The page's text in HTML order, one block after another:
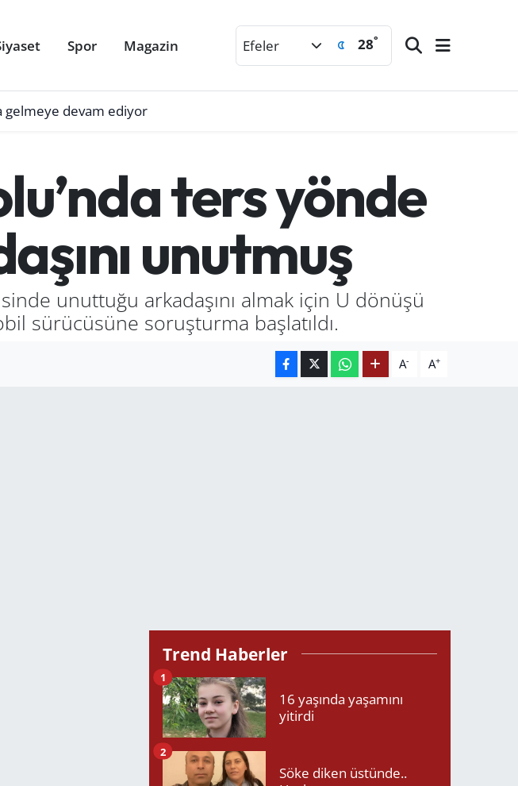
Spor Magazin Efeler 28°
gelmeye devam ediyor
ters yönde
unutmuş
unuttuğu arkadaşını almak için U dönüşü
sürücüsüne soruşturma başlatıldı.
A- A+
Trend Haberler
16 yaşında yaşamını
yitirdi
1
Söke diken üstünde..
2